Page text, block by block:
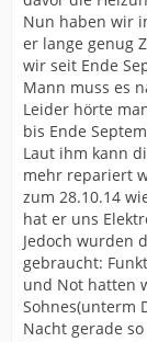
Nun haben wir
er lange genug
wir seit Ende
Mann muss es
Leider hörte
bis Ende
Laut ihm kann
mehr repariert
zum 28.10.14
hat er uns
Jedoch wurden
gebraucht:
und Not hatten
Sohnes(unterm
Nacht gerade